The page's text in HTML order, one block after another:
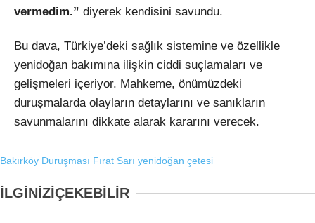
vermedim.” diyerek kendisini savundu.
Bu dava, Türkiye’deki sağlık sistemine ve özellikle
yenidoğan bakımına ilişkin ciddi suçlamaları ve
gelişmeleri içeriyor. Mahkeme, önümüzdeki
duruşmalarda olayların detaylarını ve sanıkların
savunmalarını dikkate alarak kararını verecek.
Bakırköy Duruşması Fırat Sarı yenidoğan çetesi
İLGİNİZİÇEKEBİLİR